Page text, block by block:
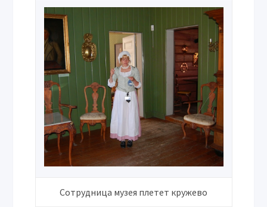
Сотрудница музея плетет кружево